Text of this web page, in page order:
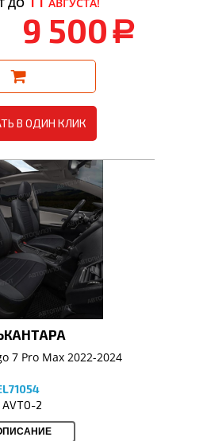
9 500 a
В ОДИН КЛИК
7 Pro Max 2022-2024
AVTO-2